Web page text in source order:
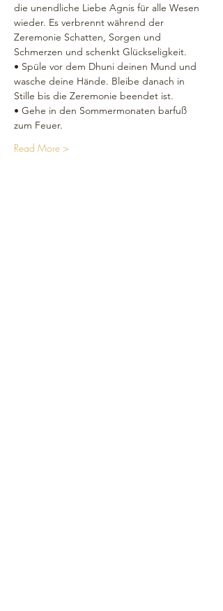
die unendliche Liebe Agnis für alle Wesen
wieder. Es verbrennt während der
Zeremonie Schatten, Sorgen und
Schmerzen und schenkt Glückseligkeit.
• Spüle vor dem Dhuni deinen Mund und
wasche deine Hände. Bleibe danach in
Stille bis die Zeremonie beendet ist.
• Gehe in den Sommermonaten barfuß
zum Feuer.
Read More >